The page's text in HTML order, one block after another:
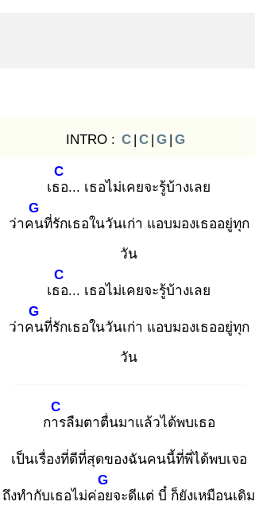
INTRO : C | C | G | G
เธอ
C
... เธอไม่เคยจะรู้บ้างเลย
ว่าคน
G
ที่รักเธอในวันเก่า แอบมองเธออยู่ทุก
วัน
เธอ
C
... เธอไม่เคยจะรู้บ้างเลย
ว่าคน
G
ที่รักเธอในวันเก่า แอบมองเธออยู่ทุก
วัน
การ
C
ลืมตาตื่นมาแล้วได้พบเธอ
เป็นเรื่องที่ดีที่สุดของฉันคนนี้ที่พี่ได้พบเจอ
ถึงทำกับเธอไม่ค่อย
G
จะดีแต่ บี๋ ก็ยังเหมือนเดิม